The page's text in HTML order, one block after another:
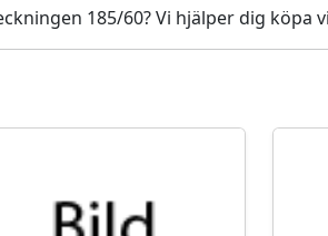
185/60? Vi hjälper dig